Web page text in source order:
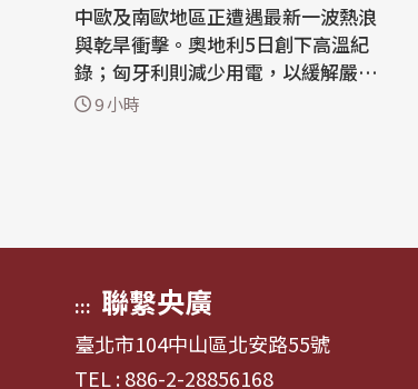
中歐及南歐地區正遭遇最新一波熱浪
與乾旱衝擊。奧地利5日創下高溫紀
錄；匈牙利則減少用電，以緩解嚴重
乾旱對電網造成的壓力。 路透社報
9 小時
::: 聯繫央廣
臺北市104中山區北安路55號
TEL : 886-2-28856168